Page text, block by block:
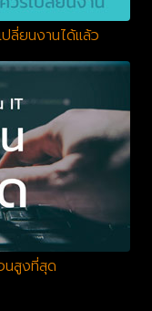
ยนงานได้แล้ว
นสูงที่สุด